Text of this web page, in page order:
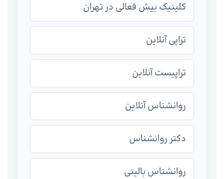
کلینیک بیش فعالی در تهران
تراپی آنلاین
تراپیست آنلاین
روانشناس آنلاین
دکتر روانشناس
روانشناس بالینی